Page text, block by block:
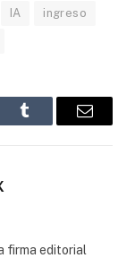
IA ingreso
Tumblr
Correo
firma editorial